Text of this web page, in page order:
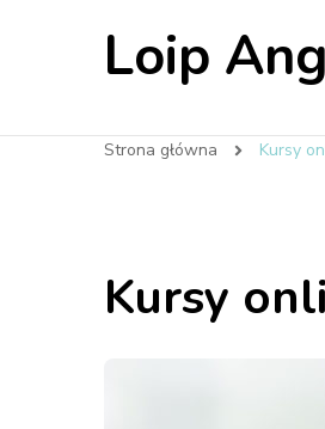
Loip
Strona główna Kursy
Kursy